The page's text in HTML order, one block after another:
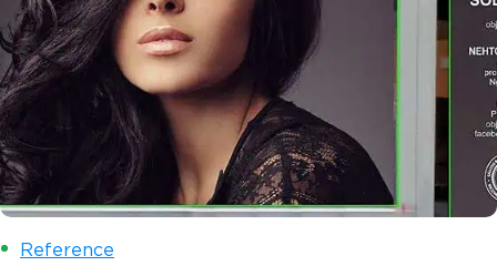
Reference